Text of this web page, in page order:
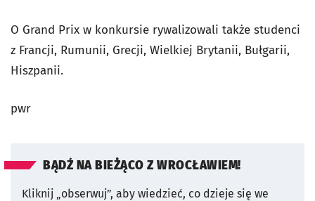
O Grand Prix w konkursie rywalizowali także studenci
z Francji, Rumunii, Grecji, Wielkiej Brytanii, Bułgarii,
Hiszpanii.
pwr
BĄDŹ NA BIEŻĄCO Z WROCŁAWIEM!
Kliknij „obserwuj”, aby wiedzieć, co dzieje się we